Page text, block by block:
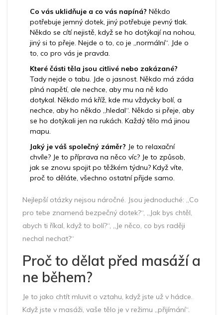
Co vás uklidňuje a co vás napíná? Někdo
potřebuje jemný dotek, jiný potřebuje pevný tlak.
Někdo se cítí nejistě, když se ho dotýkají na nohou,
jiný si to přeje. Nejde o to, co je „normální“. Jde o
to, co pro vás je pravda.
Které části těla jsou citlivé nebo zakázané?
Tady nejde o tabu. Jde o jasnost. Někdo má záda
plná napětí, ale nechce, aby mu na ně kdo
dotykal. Někdo má kříž, kde mu vždycky bolí, a
nechce, aby ho někdo „hledal“. Někdo si přeje, aby
se ho dotýkali jen na rukách. Každý tělo má jinou
mapu.
Jaký je váš společný záměr? Je to relaxační
chvíle? Je to příprava na něco víc? Je to způsob,
jak se znovu spojit po těžkém týdnu? Když víte,
proč to děláte, všechno ostatní přijde samo.
Nejlepší otázky nejsou náročné. Jsou jednoduché: „Co
pro tebe znamená bezpečný dotek?“, „Jak bys chtěl,
abych ti říkal, když to bolí?“, „Je něco, co bys raději
nechal nechat?“
Proč to dělat před masáží a
ne během?
Je to jako chtít mluvit o vztahu, když jste už v hádce.
Když jste v masáži, vaše tělo je v režimu „přijímání“.